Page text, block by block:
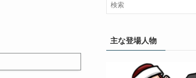
主な登場人物